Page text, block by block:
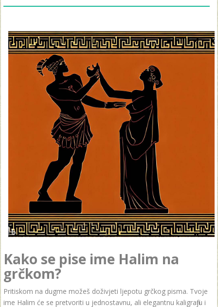
Kako se pise ime Halim na
grčkom?
Pritiskom na dugme možeš doživjeti ljepotu grčkog pisma. Tvoje
ime Halim će se pretvoriti u jednostavnu, ali elegantnu kaligrafiju i